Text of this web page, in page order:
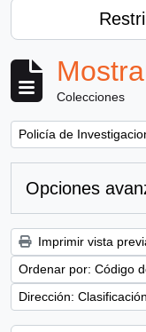
Colecciones
Remove filter:
Policía de
Opciones
Imprimir vista
Ordenar por: Código
Dirección: